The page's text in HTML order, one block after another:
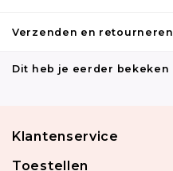
Verzenden en retourneren
Dit heb je eerder bekeken
Klantenservice
Toestellen